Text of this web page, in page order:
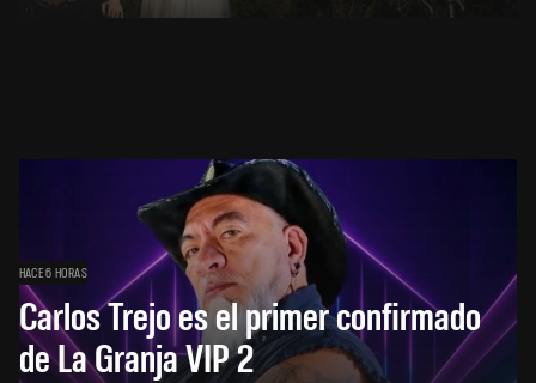
HACE 6 HORAS
Carlos Trejo es el primer confirmado
de La Granja VIP 2